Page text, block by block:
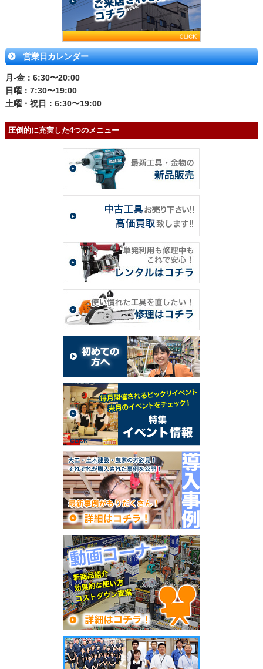
営業日カレンダー
月-金：6:30〜20:00
日曜：7:30〜19:00
土曜・祝日：6:30〜19:00
圧倒的に充実した4つのメニュー